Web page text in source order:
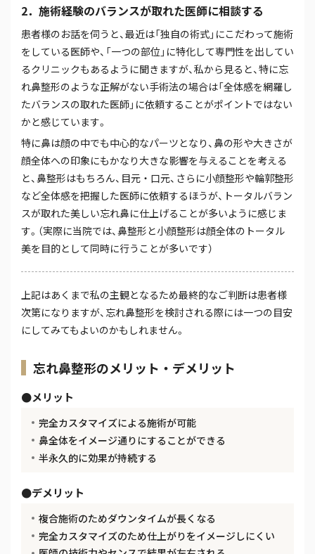
2．施術経験のバランスが取れた医師に相談する
患者様のお話を伺うと、最近は「独自の術式」にこだわって施術
をしている医師や、「一つの部位」に特化して専門性を出してい
るクリニックもあるように聞きますが、私から見ると、特に忘
れ鼻整形のような正解がない手術法の場合は「全体感を網羅し
たバランスの取れた医師」に依頼することがポイントではない
かと感じています。
特に鼻は顔の中でも中心的なパーツとなり、鼻の形や大きさが
顔全体への印象にもかなり大きな影響を与えることを考える
と、鼻整形はもちろん、目元・口元、さらに小顔整形や輪郭整形
など全体感を把握した医師に依頼するほうが、トータルバラン
スが取れた美しい忘れ鼻に仕上げることが多いように感じま
す。（実際に当院では、鼻整形と小顔整形は顔全体のトータル
美を目的として同時に行うことが多いです）
上記はあくまで私の主観となるため最終的なご判断は患者様
次第になりますが、忘れ鼻整形を検討される際には一つの目安
にしてみてもよいのかもしれません。
忘れ鼻整形のメリット・デメリット
メリット
完全カスタマイズによる施術が可能
鼻全体をイメージ通りにすることができる
半永久的に効果が持続する
デメリット
複合施術のためダウンタイムが長くなる
完全カスタマイズのため仕上がりをイメージしにくい